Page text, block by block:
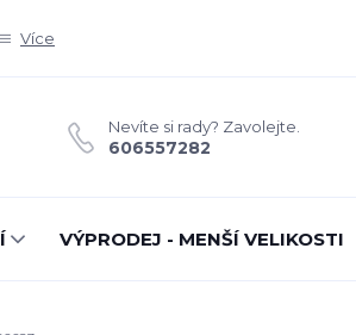
Více
Nevíte si rady? Zavolejte.
606557282
VÝPRODEJ - MENŠÍ VELIKOSTI